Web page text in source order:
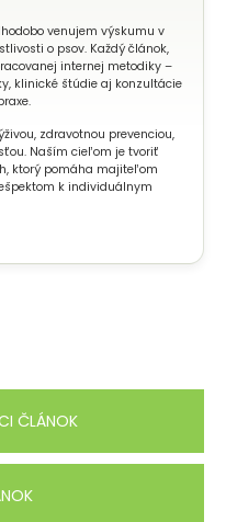
venujem výskumu v
o psov. Každý článok,
internej metodiky –
klinické štúdie aj konzultácie
zdravotnou prevenciou,
Naším cieľom je tvoriť
ktorý pomáha majiteľom
k individuálnym
ČLÁNOK